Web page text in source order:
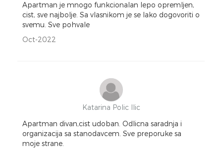
Apartman je mnogo funkcionalan lepo opremljen,
cist, sve najbolje. Sa vlasnikom je se lako dogovoriti o
svemu. Sve pohvale
Oct-2022
Katarina Polic Ilic
Apartman divan,cist udoban. Odlicna saradnja i
organizacija sa stanodavcem. Sve preporuke sa
moje strane.